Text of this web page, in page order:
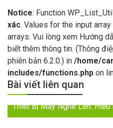
Notice: Function
xác. Values for the input
arrays. Vui lòng xem Hướng
biết thêm thông tin. (Thông
phiên bản 6.2.0.) in /home/
includes/functions.php on
Bài viết liên quan
Thiết Bị Máy Nghe Lén: Hiểu